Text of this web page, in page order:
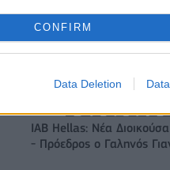
CONFIRM
Data Deletion
το 75% των
– Στρατηγική
IAB Hellas: Νέα
- Πρόεδρος ο Γαληνός